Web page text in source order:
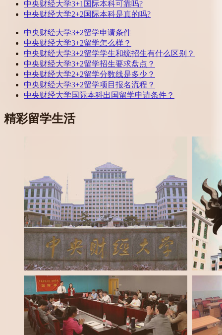
中央财经大学3+1国际本科可靠吗?
中央财经大学2+2国际本科是真的吗?
中央财经大学3+2留学申请条件
中央财经大学3+2留学怎么样？
中央财经大学3+2留学学生和统招生有什么区别？
中央财经大学3+2留学招生要求盘点？
中央财经大学2+2留学分数线是多少？
中央财经大学3+2留学项目报名流程？
中央财经大学国际本科出国留学申请条件？
精彩留学生活